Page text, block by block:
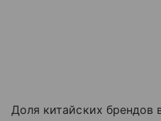
Доля китайских брендов